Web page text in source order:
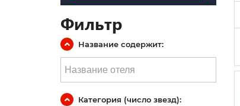
Фильтр
Название содержит:
Категория (число звезд):